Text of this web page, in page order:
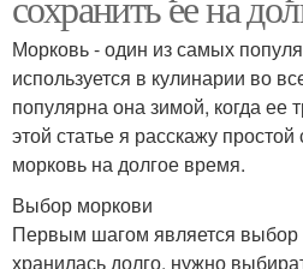
Морковь - один из самых
используется в кулинарии во
популярна она зимой, когда ее
этой статье я расскажу
морковь на долгое время.
Выбор моркови
Первым шагом является
хранилась долго, нужно